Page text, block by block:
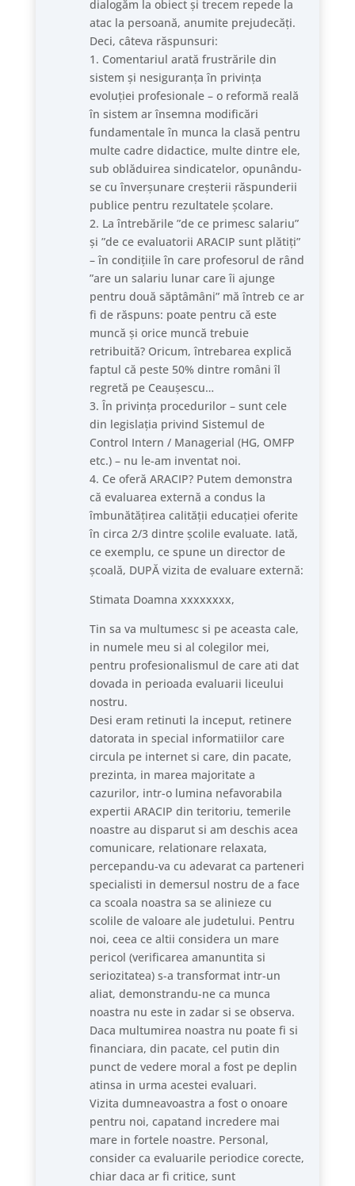
dialogăm la obiect și trecem repede la
atac la persoană, anumite prejudecăți.
Deci, câteva răspunsuri:
1. Comentariul arată frustrările din
sistem și nesiguranța în privința
evoluției profesionale – o reformă reală
în sistem ar însemna modificări
fundamentale în munca la clasă pentru
multe cadre didactice, multe dintre ele,
sub oblăduirea sindicatelor, opunându-
se cu înverșunare creșterii răspunderii
publice pentru rezultatele școlare.
2. La întrebările ”de ce primesc salariu”
și ”de ce evaluatorii ARACIP sunt plătiți”
– în condițiile în care profesorul de rând
”are un salariu lunar care îi ajunge
pentru două săptâmâni” mă întreb ce ar
fi de răspuns: poate pentru că este
muncă și orice muncă trebuie
retribuită? Oricum, întrebarea explică
faptul că peste 50% dintre români îl
regretă pe Ceaușescu…
3. În privința procedurilor – sunt cele
din legislația privind Sistemul de
Control Intern / Managerial (HG, OMFP
etc.) – nu le-am inventat noi.
4. Ce oferă ARACIP? Putem demonstra
că evaluarea externă a condus la
îmbunătățirea calității educației oferite
în circa 2/3 dintre școlile evaluate. Iată,
ce exemplu, ce spune un director de
școală, DUPĂ vizita de evaluare externă:
Stimata Doamna xxxxxxxx,
Tin sa va multumesc si pe aceasta cale,
in numele meu si al colegilor mei,
pentru profesionalismul de care ati dat
dovada in perioada evaluarii liceului
nostru.
Desi eram retinuti la inceput, retinere
datorata in special informatiilor care
circula pe internet si care, din pacate,
prezinta, in marea majoritate a
cazurilor, intr-o lumina nefavorabila
expertii ARACIP din teritoriu, temerile
noastre au disparut si am deschis acea
comunicare, relationare relaxata,
percepandu-va cu adevarat ca parteneri
specialisti in demersul nostru de a face
ca scoala noastra sa se alinieze cu
scolile de valoare ale judetului. Pentru
noi, ceea ce altii considera un mare
pericol (verificarea amanuntita si
seriozitatea) s-a transformat intr-un
aliat, demonstrandu-ne ca munca
noastra nu este in zadar si se observa.
Daca multumirea noastra nu poate fi si
financiara, din pacate, cel putin din
punct de vedere moral a fost pe deplin
atinsa in urma acestei evaluari.
Vizita dumneavoastra a fost o onoare
pentru noi, capatand incredere mai
mare in fortele noastre. Personal,
consider ca evaluarile periodice corecte,
chiar daca ar fi critice, sunt